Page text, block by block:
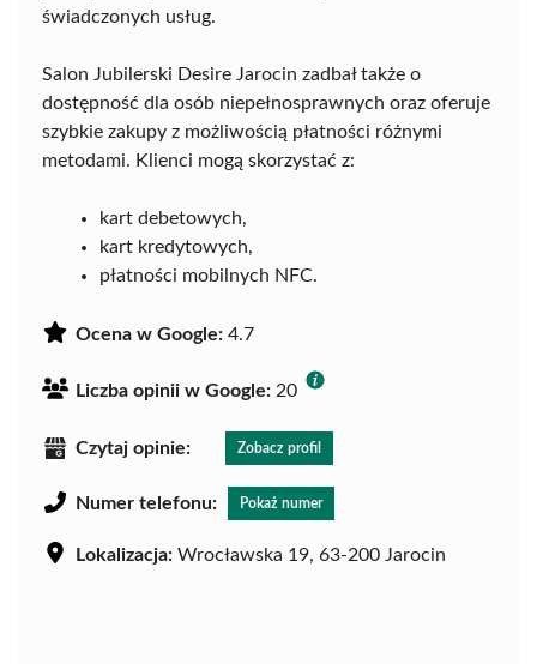
świadczonych usług.
Salon Jubilerski Desire Jarocin zadbał także o
dostępność dla osób niepełnosprawnych oraz oferuje
szybkie zakupy z możliwością płatności różnymi
metodami. Klienci mogą skorzystać z:
kart debetowych,
kart kredytowych,
płatności mobilnych NFC.
Ocena w Google: 4.7
Liczba opinii w Google: 20
Czytaj opinie: Zobacz profil
Numer telefonu: Pokaż numer
Lokalizacja: Wrocławska 19, 63-200 Jarocin